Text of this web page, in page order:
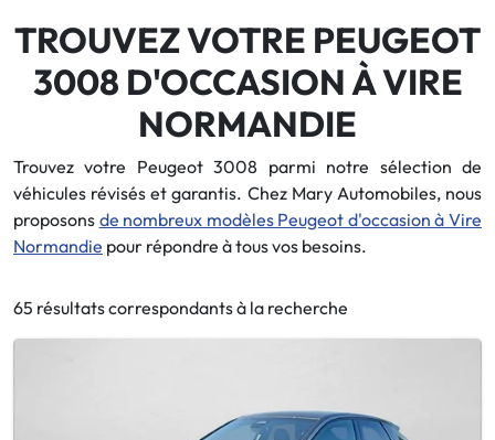
TROUVEZ VOTRE PEUGEOT
3008 D'OCCASION À VIRE
NORMANDIE
Trouvez votre Peugeot 3008 parmi notre sélection de
véhicules révisés et garantis. Chez Mary Automobiles, nous
proposons de nombreux modèles Peugeot d'occasion à Vire
Normandie pour répondre à tous vos besoins.
65 résultats correspondants à la recherche